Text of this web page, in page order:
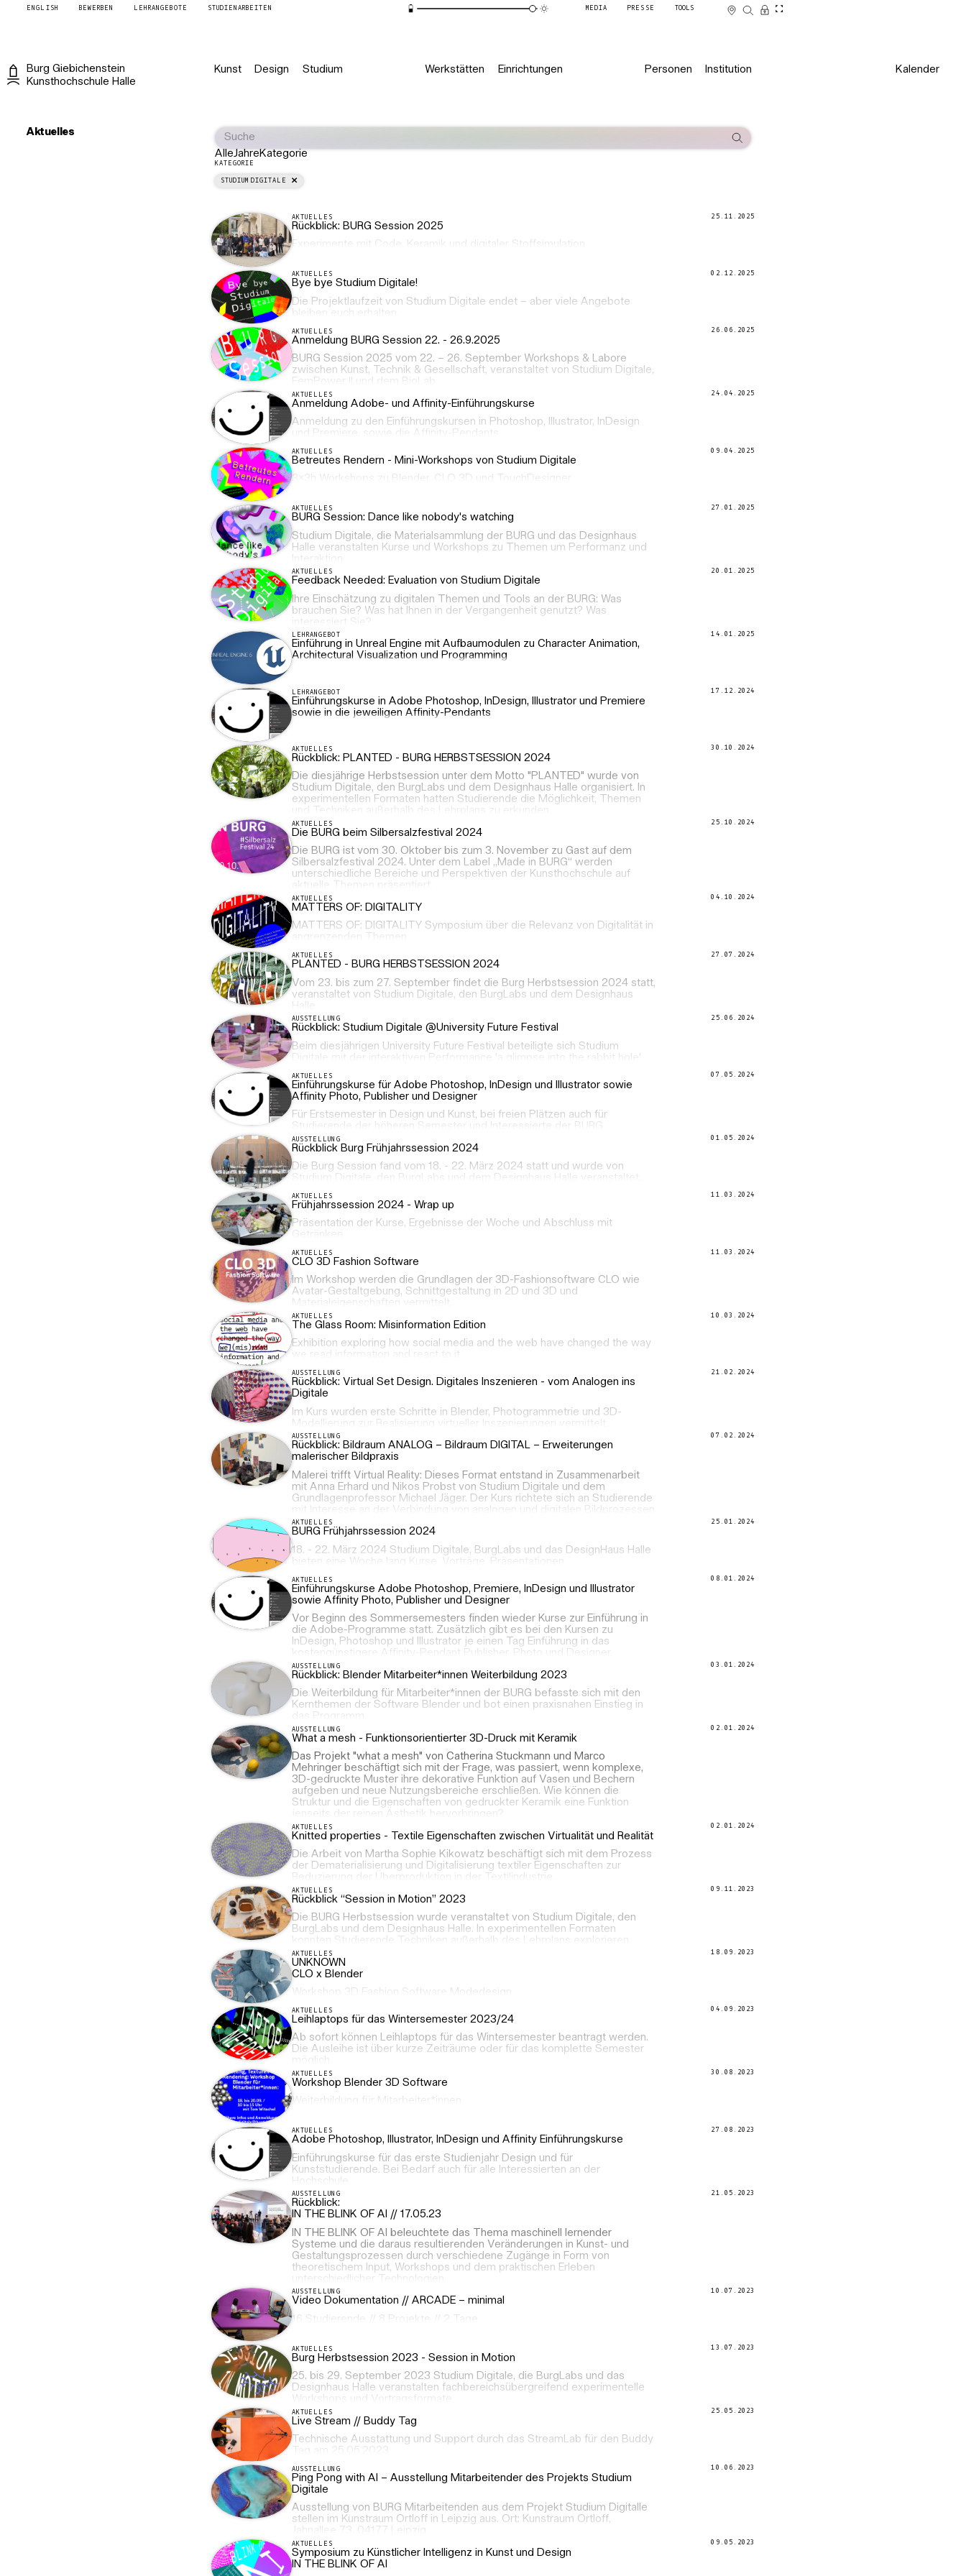
ENGLISH BEWERBEN LEHRANGEBOTE STUDIENARBEITEN MEDIA PRESSE TOOLS
Burg Giebichenstein
Kunsthochschule Halle
Kunst Design Studium Werkstätten Einrichtungen Personen Institution Kalender
Aktuelles
AlleJahreKategorie
KATEGORIE
STUDIUM DIGITALE
25.11.2025
AKTUELLES
Rückblick: BURG Session 2025
Experimente mit Code, Keramik und digitaler Stoffsimulation
02.12.2025
AKTUELLES
Bye bye Studium Digitale!
Die Projektlaufzeit von Studium Digitale endet – aber viele Angebote
26.06.2025
AKTUELLES
Anmeldung BURG Session 22. - 26.9.2025
BURG Session 2025 vom 22. – 26. September Workshops & Labore
zwischen Kunst, Technik & Gesellschaft, veranstaltet von Studium Digitale,
24.04.2025
AKTUELLES
Anmeldung Adobe- und Affinity-Einführungskurse
Anmeldung zu den Einführungskursen in Photoshop, Illustrator, InDesign
09.04.2025
AKTUELLES
Betreutes Rendern - Mini-Workshops von Studium Digitale
3x3h Workshops zu Blender, CLO 3D und TouchDesigner
27.01.2025
AKTUELLES
BURG Session: Dance like nobody's watching
Studium Digitale, die Materialsammlung der BURG und das Designhaus
Halle veranstalten Kurse und Workshops zu Themen um Performanz und
20.01.2025
AKTUELLES
Feedback Needed: Evaluation von Studium Digitale
Ihre Einschätzung zu digitalen Themen und Tools an der BURG: Was
brauchen Sie? Was hat Ihnen in der Vergangenheit genutzt? Was
interessiert Sie?
14.01.2025
LEHRANGEBOT
Einführung in Unreal Engine mit Aufbaumodulen zu Character Animation,
Architectural Visualization und Programming
17.12.2024
LEHRANGEBOT
Einführungskurse in Adobe Photoshop, InDesign, Illustrator und Premiere
sowie in die jeweiligen Affinity-Pendants
30.10.2024
AKTUELLES
Rückblick: PLANTED - BURG HERBSTSESSION 2024
Die diesjährige Herbstsession unter dem Motto "PLANTED" wurde von
Studium Digitale, den BurgLabs und dem Designhaus Halle organisiert. In
experimentellen Formaten hatten Studierende die Möglichkeit, Themen
25.10.2024
AKTUELLES
Die BURG beim Silbersalzfestival 2024
Die BURG ist vom 30. Oktober bis zum 3. November zu Gast auf dem
Silbersalzfestival 2024. Unter dem Label „Made in BURG“ werden
unterschiedliche Bereiche und Perspektiven der Kunsthochschule auf
04.10.2024
AKTUELLES
MATTERS OF: DIGITALITY
MATTERS OF: DIGITALITY Symposium über die Relevanz von Digitalität in
27.07.2024
AKTUELLES
PLANTED - BURG HERBSTSESSION 2024
Vom 23. bis zum 27. September findet die Burg Herbstsession 2024 statt,
veranstaltet von Studium Digitale, den BurgLabs und dem Designhaus
25.06.2024
AUSSTELLUNG
Rückblick: Studium Digitale @University Future Festival
Beim diesjährigen University Future Festival beteiligte sich Studium
Digitale mit der interaktiven Performance 'a glimpse into the rabbit hole'.
07.05.2024
AKTUELLES
Einführungskurse für Adobe Photoshop, InDesign und Illustrator sowie
Affinity Photo, Publisher und Designer
Für Erstsemester in Design und Kunst, bei freien Plätzen auch für
01.05.2024
AUSSTELLUNG
Rückblick Burg Frühjahrssession 2024
Die Burg Session fand vom 18. - 22. März 2024 statt und wurde von
11.03.2024
AKTUELLES
Frühjahrssession 2024 - Wrap up
Präsentation der Kurse, Ergebnisse der Woche und Abschluss mit
11.03.2024
AKTUELLES
CLO 3D Fashion Software
Im Workshop werden die Grundlagen der 3D-Fashionsoftware CLO wie
Avatar-Gestaltgebung, Schnittgestaltung in 2D und 3D und
10.03.2024
AKTUELLES
The Glass Room: Misinformation Edition
Exhibition exploring how social media and the web have changed the way
21.02.2024
AUSSTELLUNG
Rückblick: Virtual Set Design. Digitales Inszenieren - vom Analogen ins
Digitale
Im Kurs wurden erste Schritte in Blender, Photogrammetrie und 3D-
07.02.2024
AUSSTELLUNG
Rückblick: Bildraum ANALOG – Bildraum DIGITAL – Erweiterungen
malerischer Bildpraxis
Malerei trifft Virtual Reality: Dieses Format entstand in Zusammenarbeit
mit Anna Erhard und Nikos Probst von Studium Digitale und dem
Grundlagenprofessor Michael Jäger. Der Kurs richtete sich an Studierende
25.01.2024
AKTUELLES
BURG Frühjahrssession 2024
18. - 22. März 2024 Studium Digitale, BurgLabs und das DesignHaus Halle
bieten eine Woche lang Kurse, Vorträge, Präsentationen
08.01.2024
AKTUELLES
Einführungskurse Adobe Photoshop, Premiere, InDesign und Illustrator
sowie Affinity Photo, Publisher und Designer
Vor Beginn des Sommersemesters finden wieder Kurse zur Einführung in
die Adobe-Programme statt. Zusätzlich gibt es bei den Kursen zu
InDesign, Photoshop und Illustrator je einen Tag Einführung in das
03.01.2024
AUSSTELLUNG
Rückblick: Blender Mitarbeiter*innen Weiterbildung 2023
Die Weiterbildung für Mitarbeiter*innen der BURG befasste sich mit den
Kernthemen der Software Blender und bot einen praxisnahen Einstieg in
02.01.2024
AUSSTELLUNG
What a mesh - Funktionsorientierter 3D-Druck mit Keramik
Das Projekt "what a mesh" von Catherina Stuckmann und Marco
Mehringer beschäftigt sich mit der Frage, was passiert, wenn komplexe,
3D-gedruckte Muster ihre dekorative Funktion auf Vasen und Bechern
aufgeben und neue Nutzungsbereiche erschließen. Wie können die
Struktur und die Eigenschaften von gedruckter Keramik eine Funktion
02.01.2024
AKTUELLES
Knitted properties - Textile Eigenschaften zwischen Virtualität und Realität
Die Arbeit von Martha Sophie Kikowatz beschäftigt sich mit dem Prozess
der Dematerialisierung und Digitalisierung textiler Eigenschaften zur
09.11.2023
AKTUELLES
Rückblick “Session in Motion” 2023
Die BURG Herbstsession wurde veranstaltet von Studium Digitale, den
BurgLabs und dem Designhaus Halle. In experimentellen Formaten
18.09.2023
AKTUELLES
UNKNOWN
CLO x Blender
04.09.2023
AKTUELLES
Leihlaptops für das Wintersemester 2023/24
Ab sofort können Leihlaptops für das Wintersemester beantragt werden.
Die Ausleihe ist über kurze Zeiträume oder für das komplette Semester
30.08.2023
AKTUELLES
Workshop Blender 3D Software
Weiterbildung für Mitarbeiter*innen
27.08.2023
AKTUELLES
Adobe Photoshop, Illustrator, InDesign und Affinity Einführungskurse
Einführungskurse für das erste Studienjahr Design und für
Kunststudierende. Bei Bedarf auch für alle Interessierten an der
21.05.2023
AUSSTELLUNG
Rückblick:
IN THE BLINK OF AI // 17.05.23
IN THE BLINK OF AI beleuchtete das Thema maschinell lernender
Systeme und die daraus resultierenden Veränderungen in Kunst- und
Gestaltungsprozessen durch verschiedene Zugänge in Form von
theoretischem Input, Workshops und dem praktischen Erleben
10.07.2023
AUSSTELLUNG
Video Dokumentation // ARCADE – minimal
16 Studierende // 8 Projekte // 2 Tage
13.07.2023
AKTUELLES
Burg Herbstsession 2023 - Session in Motion
25. bis 29. September 2023 Studium Digitale, die BurgLabs und das
Designhaus Halle veranstalten fachbereichsübergreifend experimentelle
25.05.2023
AKTUELLES
Live Stream // Buddy Tag
Technische Ausstattung und Support durch das StreamLab für den Buddy
10.06.2023
AUSSTELLUNG
Ping Pong with AI – Ausstellung Mitarbeitender des Projekts Studium
Digitale
Ausstellung von BURG Mitarbeitenden aus dem Projekt Studium Digitalle
stellen im Kunstraum Ortloff in Leipzig aus. Ort: Kunstraum Ortloff,
09.05.2023
AKTUELLES
Symposium zu Künstlicher Intelligenz in Kunst und Design
IN THE BLINK OF AI